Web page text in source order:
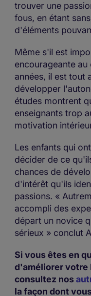
trouver une
fous, en étant
d'éléments
Même s'il est
encourageante
années, il est tout
développer
études montrent
enseignants trop
motivation
Les enfants qui
décider de ce
chances de
d'intérêt qu'ils
passions. «
accompli des
départ un novice
sérieux » conclut
Si vous êtes en
d'améliorer votre
consultez nos
la façon dont